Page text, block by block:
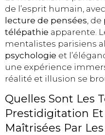
de l’esprit humain,
lecture de pensées, de
télépathie apparente.
mentalistes parisiens
psychologie et
une expérience
réalité et illusion se
Quelles Sont Les
Prestidigitation Et
Maîtrisées Par